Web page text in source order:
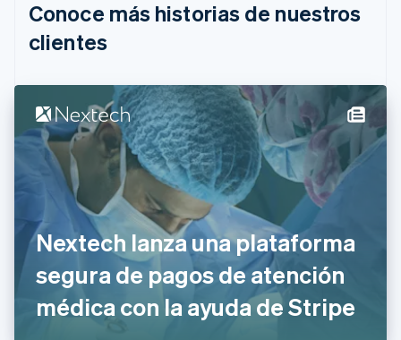
Conoce más historias de nuestros
clientes
Nextech lanza una plataforma
segura de pagos de atención
médica con la ayuda de Stripe
Bulgaria
English
Canadá
China continental
简体中文English
Chipre
English
Croacia
English Italiano
Dinamarca
English
Emiratos Árabes Unidos
English
Eslovaquia
English
Eslovenia